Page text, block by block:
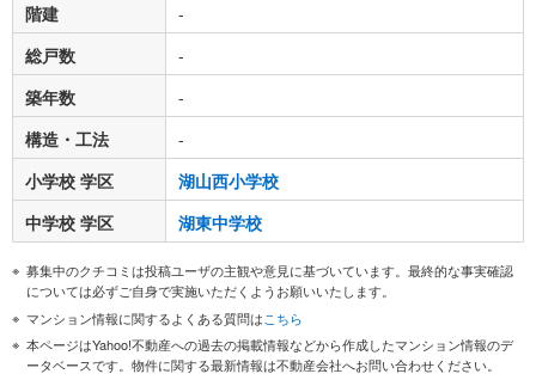
階建
-
総戸数
-
築年数
-
構造・工法
-
小学校 学区
湖山西小学校
中学校 学区
湖東中学校
募集中のクチコミは投稿ユーザの主観や意見に基づいています。最終的な事実確認
については必ずご自身で実施いただくようお願いいたします。
マンション情報に関するよくある質問はこちら
本ページはYahoo!不動産への過去の掲載情報などから作成したマンション情報のデ
ータベースです。物件に関する最新情報は不動産会社へお問い合わせください。